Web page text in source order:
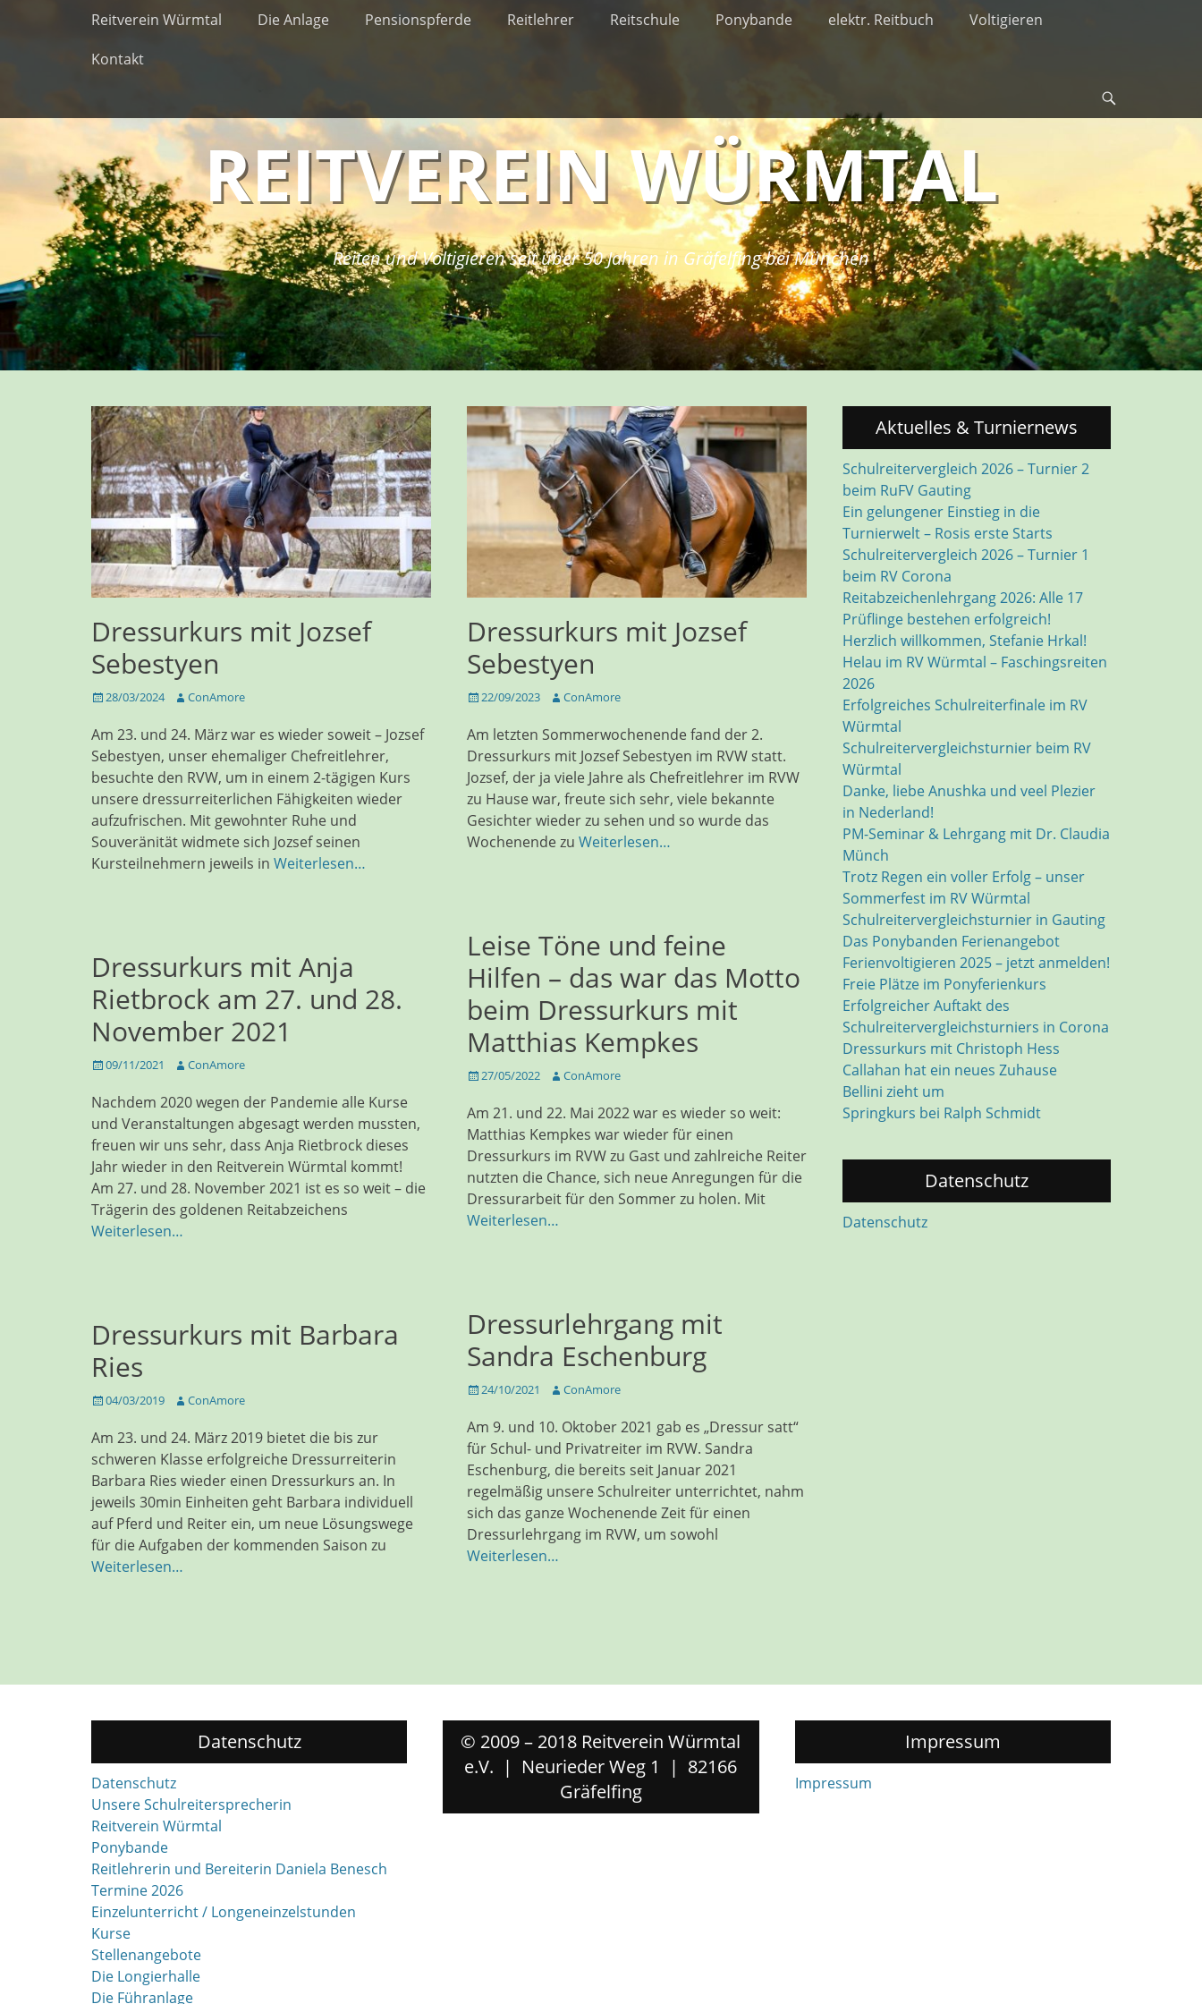
Zum
Inhalt:
Erstes Menü
Reitverein Würmtal Die Anlage Pensionspferde Reitlehrer Reitschule Ponybande elektr. Reitbuch
Voltigieren
Kontakt
REITVEREIN WÜRMTAL
Reiten und Voltigieren seit über 50 Jahren in Gräfelfing bei München
Dressurkurs mit Jozsef
Sebestyen
Veröffentlicht
28/03/2024 AutorConAmore
Am 23. und 24. März war es wieder soweit – Jozsef
Sebestyen, unser ehemaliger Chefreitlehrer,
besuchte den RVW, um in einem 2-tägigen Kurs
unsere dressurreiterlichen Fähigkeiten wieder
aufzufrischen. Mit gewohnter Ruhe und
Souveränität widmete sich Jozsef seinen
Kursteilnehmern jeweils in Weiterlesen…
Dressurkurs mit Jozsef
Sebestyen
Veröffentlicht
22/09/2023 AutorConAmore
Am letzten Sommerwochenende fand der 2.
Dressurkurs mit Jozsef Sebestyen im RVW statt.
Jozsef, der ja viele Jahre als Chefreitlehrer im RVW
zu Hause war, freute sich sehr, viele bekannte
Gesichter wieder zu sehen und so wurde das
Wochenende zu Weiterlesen…
Leise Töne und feine
Hilfen – das war das Motto
beim Dressurkurs mit
Matthias Kempkes
Veröffentlicht
27/05/2022 AutorConAmore
Am 21. und 22. Mai 2022 war es wieder so weit:
Matthias Kempkes war wieder für einen
Dressurkurs im RVW zu Gast und zahlreiche Reiter
nutzten die Chance, sich neue Anregungen für die
Dressurarbeit für den Sommer zu holen. Mit
Weiterlesen…
Dressurkurs mit Anja
Rietbrock am 27. und 28.
November 2021
Veröffentlicht
09/11/2021 AutorConAmore
Nachdem 2020 wegen der Pandemie alle Kurse
und Veranstaltungen abgesagt werden mussten,
freuen wir uns sehr, dass Anja Rietbrock dieses
Jahr wieder in den Reitverein Würmtal kommt!
Am 27. und 28. November 2021 ist es so weit – die
Trägerin des goldenen Reitabzeichens
Weiterlesen…
Dressurlehrgang mit
Sandra Eschenburg
Veröffentlicht
24/10/2021 AutorConAmore
Am 9. und 10. Oktober 2021 gab es „Dressur satt“
für Schul- und Privatreiter im RVW. Sandra
Eschenburg, die bereits seit Januar 2021
regelmäßig unsere Schulreiter unterrichtet, nahm
sich das ganze Wochenende Zeit für einen
Dressurlehrgang im RVW, um sowohl
Weiterlesen…
Dressurkurs mit Barbara
Ries
Veröffentlicht
04/03/2019 AutorConAmore
Am 23. und 24. März 2019 bietet die bis zur
schweren Klasse erfolgreiche Dressurreiterin
Barbara Ries wieder einen Dressurkurs an. In
jeweils 30min Einheiten geht Barbara individuell
auf Pferd und Reiter ein, um neue Lösungswege
für die Aufgaben der kommenden Saison zu
Weiterlesen…
Aktuelles & Turniernews
Schulreitervergleich 2026 – Turnier 2
beim RuFV Gauting
Ein gelungener Einstieg in die
Turnierwelt – Rosis erste Starts
Schulreitervergleich 2026 – Turnier 1
beim RV Corona
Reitabzeichenlehrgang 2026: Alle 17
Prüflinge bestehen erfolgreich!
Herzlich willkommen, Stefanie Hrkal!
Helau im RV Würmtal – Faschingsreiten
2026
Erfolgreiches Schulreiterfinale im RV
Würmtal
Schulreitervergleichsturnier beim RV
Würmtal
Danke, liebe Anushka und veel Plezier
in Nederland!
PM-Seminar & Lehrgang mit Dr. Claudia
Münch
Trotz Regen ein voller Erfolg – unser
Sommerfest im RV Würmtal
Schulreitervergleichsturnier in Gauting
Das Ponybanden Ferienangebot
Ferienvoltigieren 2025 – jetzt anmelden!
Freie Plätze im Ponyferienkurs
Erfolgreicher Auftakt des
Schulreitervergleichsturniers in Corona
Dressurkurs mit Christoph Hess
Callahan hat ein neues Zuhause
Bellini zieht um
Springkurs bei Ralph Schmidt
Datenschutz
Datenschutz
Datenschutz
Datenschutz
Unsere Schulreitersprecherin
Reitverein Würmtal
Ponybande
Reitlehrerin und Bereiterin Daniela Benesch
Termine 2026
Einzelunterricht / Longeneinzelstunden
Kurse
Stellenangebote
Die Longierhalle
Die Führanlage
© 2009 – 2018 Reitverein Würmtal
e.V. | Neurieder Weg 1 | 82166
Gräfelfing
Impressum
Impressum